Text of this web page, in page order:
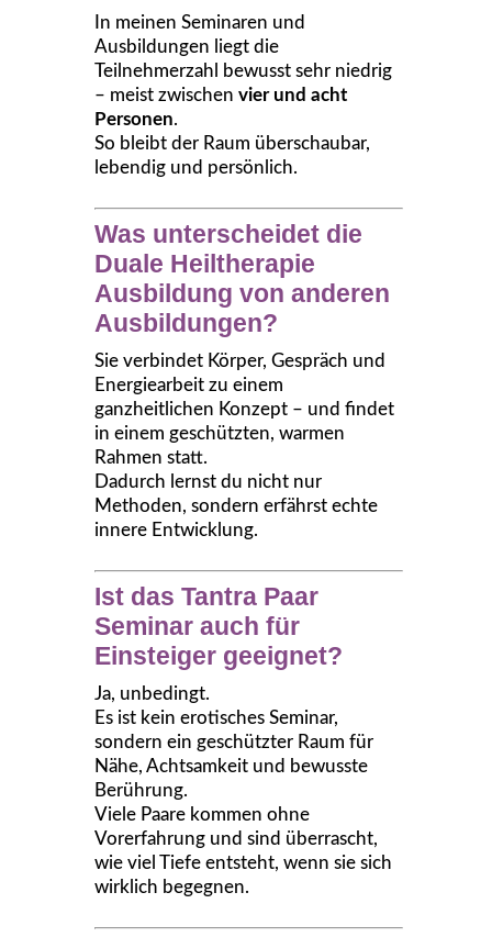
In meinen Seminaren und
Ausbildungen liegt die
Teilnehmerzahl bewusst sehr niedrig
– meist zwischenvier und acht
Personen.
So bleibt der Raum überschaubar,
lebendig und persönlich.
Was unterscheidet die
Duale Heiltherapie
Ausbildung von anderen
Ausbildungen?
Sie verbindet Körper, Gespräch und
Energiearbeit zu einem
ganzheitlichen Konzept – und findet
in einem geschützten, warmen
Rahmen statt.
Dadurch lernst du nicht nur
Methoden, sondern erfährst echte
innere Entwicklung.
Ist das Tantra Paar
Seminar auch für
Einsteiger geeignet?
Ja, unbedingt.
Es ist kein erotisches Seminar,
sondern ein geschützter Raum für
Nähe, Achtsamkeit und bewusste
Berührung.
Viele Paare kommen ohne
Vorerfahrung und sind überrascht,
wie viel Tiefe entsteht, wenn sie sich
wirklich begegnen.